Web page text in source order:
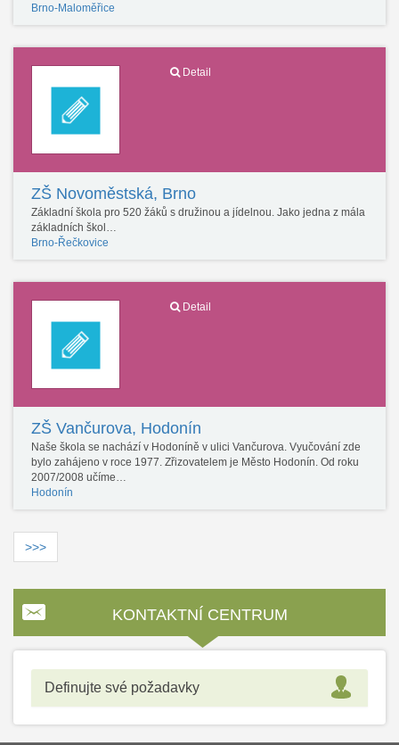
Brno-Maloměřice
Detail
ZŠ Novoměstská, Brno
Základní škola pro 520 žáků s družinou a jídelnou. Jako jedna z mála
základních škol…
Brno-Řečkovice
Detail
ZŠ Vančurova, Hodonín
Naše škola se nachází v Hodoníně v ulici Vančurova. Vyučování zde
bylo zahájeno v roce 1977. Zřizovatelem je Město Hodonín. Od roku
2007/2008 učíme…
Hodonín
>>>
KONTAKTNÍ CENTRUM
Definujte své požadavky